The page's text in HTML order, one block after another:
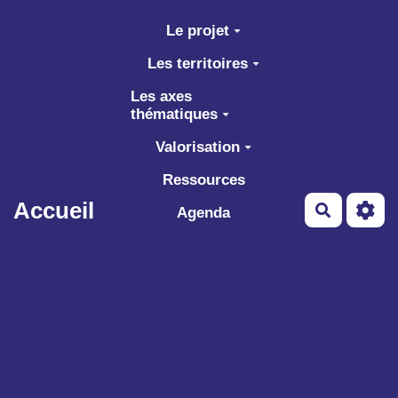
Aller au contenu principal
Accueil
Le projet
Les territoires
Les axes
thématiques
Valorisation
Ressources
Agenda